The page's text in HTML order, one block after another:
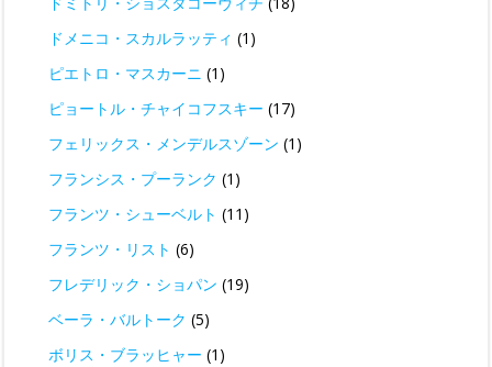
ドメニコ・スカルラッティ (1)
ピエトロ・マスカーニ (1)
ピョートル・チャイコフスキー (17)
フェリックス・メンデルスゾーン (1)
フランシス・プーランク (1)
フランツ・シューベルト (11)
フランツ・リスト (6)
フレデリック・ショパン (19)
ベーラ・バルトーク (5)
ボリス・ブラッヒャー (1)